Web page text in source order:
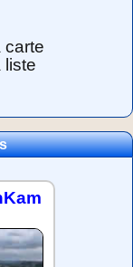
carte
liste